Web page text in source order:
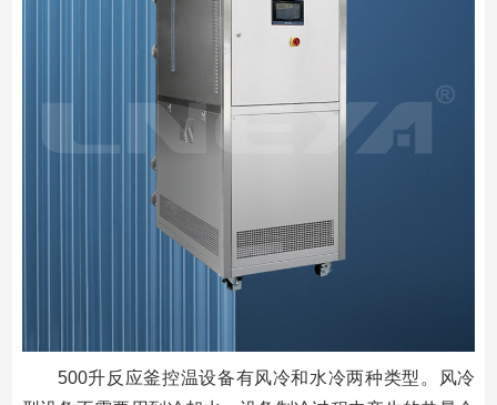
500升反应釜控温设备有风冷和水冷两种类型。风冷